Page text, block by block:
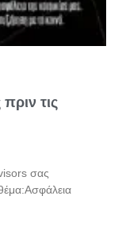
τις
σας